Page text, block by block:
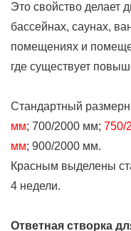
Это свойство
бассейнах, саунах,
помещениях и
где существует
Стандартный
мм; 700/2000 мм; 750/
мм; 900/2000 мм.
Красным выделены
4 недели.
Ответная створка